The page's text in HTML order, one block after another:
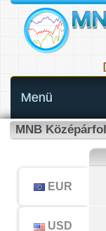
Menü
MNB
EUR
USD